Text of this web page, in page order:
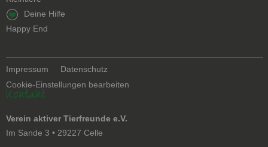
Navigation
überspringen
Deine Hilfe
Happy End
Navigation
überspringen
Impressum
Datenschutz
Cookie-Einstellungen bearbeiten
Kontakt
Verein aktiver Tierfreunde e.V.
Im Sande 3 • 29227 Celle